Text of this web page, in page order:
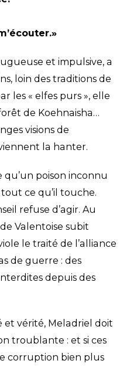
et impulsive, a
loin des traditions de
les « elfes purs », elle
de Koehnaisha…
visions de
la hanter.
poison inconnu
ce qu’il touche.
refuse d’agir. Au
Valentoise subit
le traité de l’alliance
de guerre : des
depuis des
vérité, Meladriel doit
troublante : et si ces
corruption bien plus